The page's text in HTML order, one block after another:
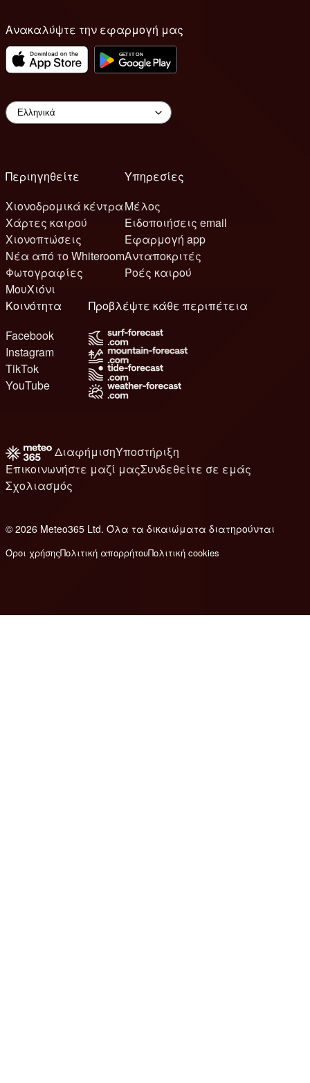
Ανακαλύψτε την εφαρμογή μας
Περιηγηθείτε
Χιονοδρομικά κέντρα
Χάρτες καιρού
Χιονοπτώσεις
Νέα από το Whiteroom
Φωτογραφίες
ΜουΧιόνι
Υπηρεσίες
Μέλος
Ειδοποιήσεις email
Εφαρμογή app
Ανταποκριτές
Ροές καιρού
Κοινότητα
Facebook
Instagram
TikTok
YouTube
Προβλέψτε κάθε περιπέτεια
ΔιαφήμισηΥποστήριξη
Επικοινωνήστε μαζί μαςΣυνδεθείτε σε εμάς
Σχολιασμός
© 2026 Meteo365 Ltd. Όλα τα δικαιώματα διατηρούνται
Όροι χρήσηςΠολιτική απορρήτουΠολιτική cookies